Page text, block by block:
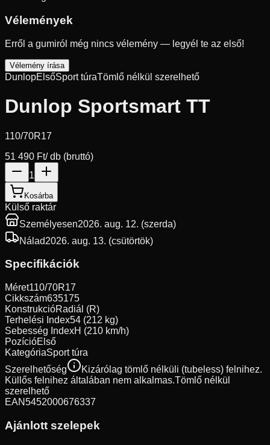
Vélemények
Erről a gumiról még nincs vélemény — legyél te az első!
Vélemény írása
DunlopElsőSport túraTömlő nélkül szerelhető
Dunlop Sportsmart TT
110/70R17
51 490 Ft/ db (bruttó)
1
Kosárba
Külső raktár
Személyesen2026. aug. 12. (szerda)
Nálad2026. aug. 13. (csütörtök)
Specifikációk
Méret110/70R17
Cikkszám635175
KonstrukcióRadiál (R)
Terhelési Index54 (212 kg)
Sebesség IndexH (210 km/h)
PozícióElső
KategóriaSport túra
Szerelhetőség
Kizárólag tömlő nélküli (tubeless) felnihez.
Küllős felnihez általában nem alkalmas.Tömlő nélkül
szerelhető
EAN5452000676337
Ajánlott szelepek